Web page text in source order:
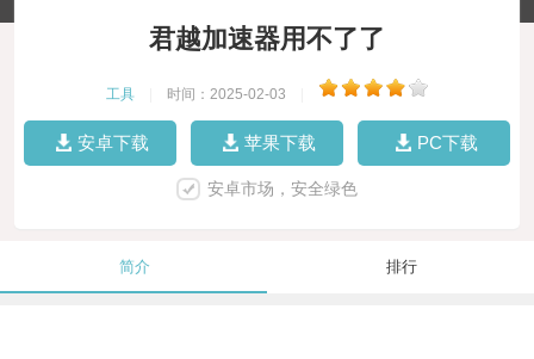
君越加速器用不了了
工具 时间：2025-02-03
安卓下载 苹果下载 PC下载
安卓市场，安全绿色
简介 排行